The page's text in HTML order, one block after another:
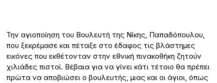
Την αγιοποίηση του Βουλευτή της Νίκης, Παπαδόπουλου,
που ξεκρέμασε και πέταξε στο έδαφος τις βλάστημες
εικόνες που εκθέτονταν στην εθνική πινακοθήκη ζητούν
χιλιάδες πιστοί. Βέβαια για να γίνει κάτι τέτοιο θα πρέπει
πρώτα να αποβιώσει ο βουλευτής, μιας και οι άγιοι, όπως